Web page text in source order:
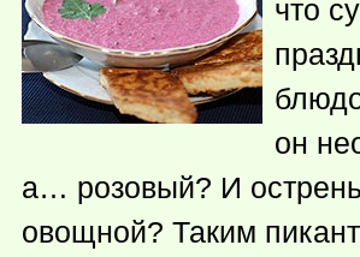
что
он
а… розовый? И
овощной? Таким